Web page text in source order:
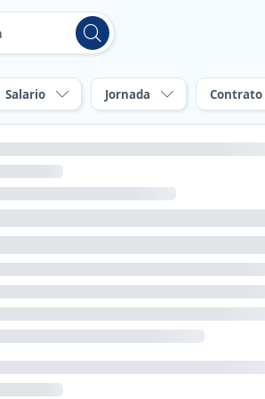
Salario Jornada Contrato